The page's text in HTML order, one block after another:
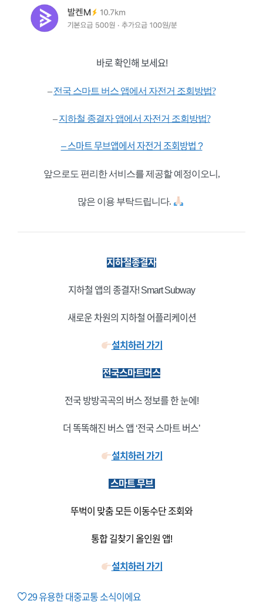
바로 확인해 보세요!
–전국 스마트 버스 앱에서 자전거 조회방법?
–지하철 종결자 앱에서 자전거 조회방법?
– 스마트 무브앱에서 자전거 조회방법 ?
앞으로도 편리한 서비스를 제공할 예정이오니,
많은 이용 부탁드립니다.
지하철종결자
지하철 앱의 종결자! Smart Subway
새로운 차원의 지하철 어플리케이션
설치하러 가기
전국스마트버스
전국 방방곡곡의 버스 정보를 한 눈에!
더 똑똑해진 버스 앱 ‘전국 스마트 버스’
설치하러 가기
스마트 무브
뚜벅이 맞춤 모든 이동수단 조회와
통합 길찾기 올인원 앱!
설치하러 가기
29유용한 대중교통 소식이에요